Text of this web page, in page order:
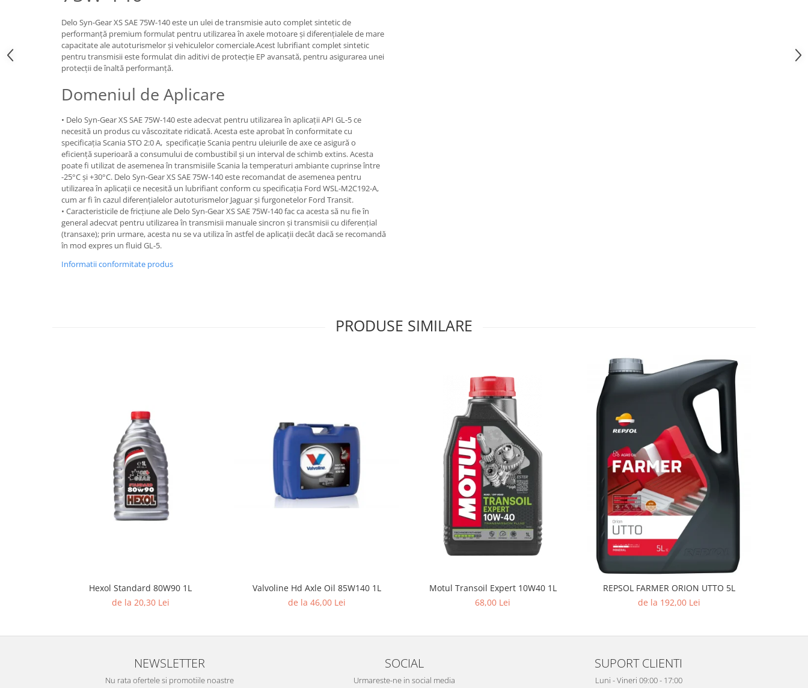
Lichide Întreținere Camioane
Lichide Întreținere Motociclete
Lichide Întreținere Utilaje
Produse Întreținere
Accesorii Auto
Covorase Auto
Produse Iarnă
Detailing Auto
Intretinere & cosmetica auto
Delo Syn-Gear XS SAE 75W-140 este un ulei de transmisie auto complet sintetic de
performanță premium formulat pentru utilizarea în axele motoare și diferențialele de mare
capacitate ale autoturismelor și vehiculelor comerciale.Acest lubrifiant complet sintetic
pentru transmisii este formulat din aditivi de protecție EP avansată, pentru asigurarea unei
protecții de înaltă performanță.
Domeniul de Aplicare
• Delo Syn-Gear XS SAE 75W-140 este adecvat pentru utilizarea în aplicații API GL-5 ce
necesită un produs cu vâscozitate ridicată. Acesta este aprobat în conformitate cu
specificația Scania STO 2:0 A, specificație Scania pentru uleiurile de axe ce asigură o
eficiență superioară a consumului de combustibil și un interval de schimb extins. Acesta
poate fi utilizat de asemenea în transmisiile Scania la temperaturi ambiante cuprinse între
-25°C și +30°C. Delo Syn-Gear XS SAE 75W-140 este recomandat de asemenea pentru
utilizarea în aplicații ce necesită un lubrifiant conform cu specificația Ford WSL-M2C192-A,
cum ar fi în cazul diferențialelor autoturismelor Jaguar și furgonetelor Ford Transit.
• Caracteristicile de fricțiune ale Delo Syn-Gear XS SAE 75W-140 fac ca acesta să nu fie în
general adecvat pentru utilizarea în transmisii manuale sincron și transmisii cu diferențial
(transaxe); prin urmare, acesta nu se va utiliza în astfel de aplicații decât dacă se recomandă
în mod expres un fluid GL-5.
Informatii conformitate produs
PRODUSE SIMILARE
Hexol Standard 80W90 1L
de la 20,30 Lei
Valvoline Hd Axle Oil 85W140 1L
de la 46,00 Lei
Motul Transoil Expert 10W40 1L
68,00 Lei
REPSOL FARMER ORION UTTO 5L
de la 192,00 Lei
NEWSLETTER
Nu rata ofertele si promotiile noastre
SOCIAL
Urmareste-ne in social media
SUPORT CLIENTI
Luni - Vineri 09:00 - 17:00